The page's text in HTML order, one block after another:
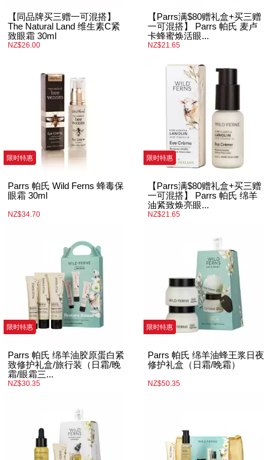
【同品牌买三赠一可混搭】
The Natural Land 维生素C紧
致眼霜 30ml
NZ$26.00
【Parrs满$80赠礼盒+买三赠
一可混搭】 Parrs 帕氏 麦卢
卡蜂蜜焕活眼...
NZ$21.65
限时特惠
Parrs 帕氏 Wild Ferns 蜂毒保
眼霜 30ml
NZ$34.70
限时特惠
【Parrs满$80赠礼盒+买三赠
一可混搭】 Parrs 帕氏 绵羊
油紧致焕亮眼...
NZ$21.65
限时特惠
Parrs 帕氏 绵羊油胶原蛋白紧
致修护礼盒/旅行装（日霜/晚
霜/眼霜三...
NZ$30.35
限时特惠
Parrs 帕氏 绵羊油蜂王浆日夜
修护礼盒（日霜/晚霜）
NZ$50.35